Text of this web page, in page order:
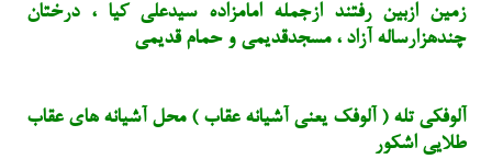
زمین ازبین رفتند ازجمله امامزاده سیدعلی کیا ، درختان
چندهزارساله آزاد ، مسجدقدیمی و حمام قدیمی
آلوفکی تله ( آلوفک یعنی آشیانه عقاب ) محل آشیانه های عقاب
طلایی اشکور